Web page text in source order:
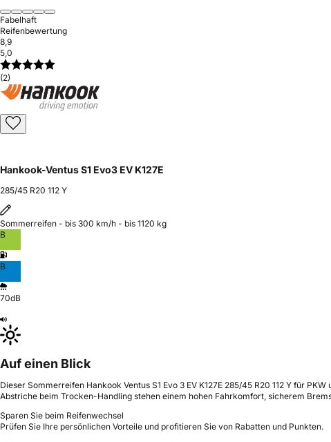
Fabelhaft
Reifenbewertung
8,9
5,0
(2)
Hankook-Ventus S1 Evo3 EV K127E
285/45 R20 112 Y
Sommerreifen - bis 300 km/h - bis 1120 kg
B
B
70dB
Auf einen Blick
Dieser Sommerreifen Hankook Ventus S1 Evo 3 EV K127E 285/45 R20 112 Y für
Abstriche beim Trocken-Handling stehen einem hohen Fahrkomfort, sicherem
Sparen Sie beim Reifenwechsel
Prüfen Sie Ihre persönlichen Vorteile und profitieren Sie von Rabatten und Punkten.